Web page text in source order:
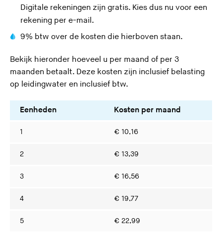
Digitale rekeningen zijn gratis. Kies dus nu voor een
rekening per e-mail .
9% btw over de kosten die hierboven staan.
Bekijk hieronder hoeveel u per maand of per 3
maanden betaalt. Deze kosten zijn inclusief belasting
op leidingwater en inclusief btw.
Eenheden Kosten per maand
1 € 10,16
2 € 13,39
3 € 16,56
4 € 19,77
5 € 22,99